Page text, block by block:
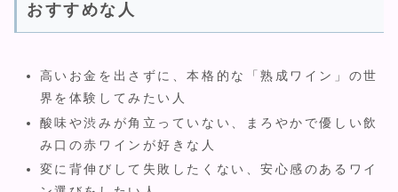
おすすめな人
高いお金を出さずに、本格的な「熟成ワイン」の世
界を体験してみたい人
酸味や渋みが角立っていない、まろやかで優しい飲
み口の赤ワインが好きな人
変に背伸びして失敗したくない、安心感のあるワイ